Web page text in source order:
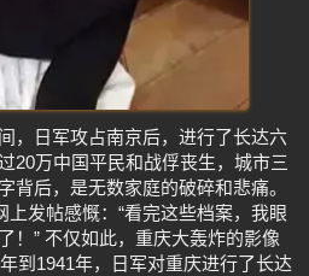
，日军攻占南京后，进行了长达六
20万中国平民和战俘丧生，城市三
背后，是无数家庭的破碎和悲痛。
上发帖感慨：“看完这些档案，我眼
！” 不仅如此，重庆大轰炸的影像
到1941年，日军对重庆进行了长达